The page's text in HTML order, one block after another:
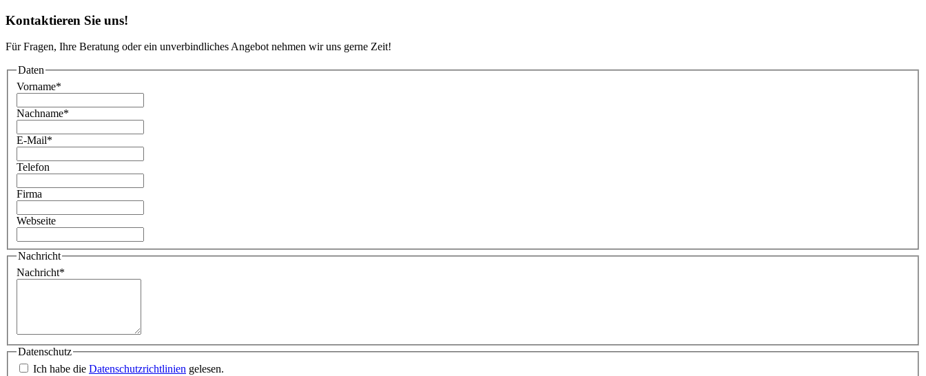
Kontaktieren Sie uns!
Für Fragen, Ihre Beratung oder ein unverbindliches Angebot nehmen wir uns gerne Zeit!
Daten
Vorname*
Nachname*
E-Mail*
Telefon
Firma
Webseite
Nachricht
Nachricht*
Datenschutz
Ich habe die Datenschutzrichtlinien gelesen.